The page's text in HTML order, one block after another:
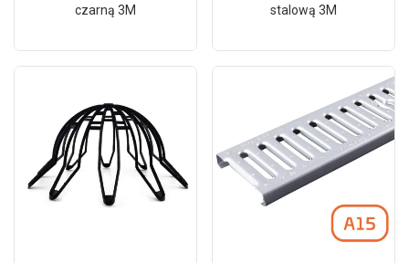
czarną 3M stalową 3M